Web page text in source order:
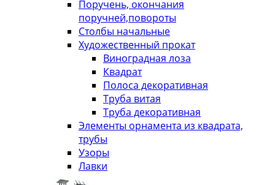
Поручень, окончания
поручней,повороты
Столбы начальные
Художественный прокат
Виноградная лоза
Квадрат
Полоса декоративная
Труба витая
Труба декоративная
Элементы орнамента из квадрата,
трубы
Узоры
Лавки